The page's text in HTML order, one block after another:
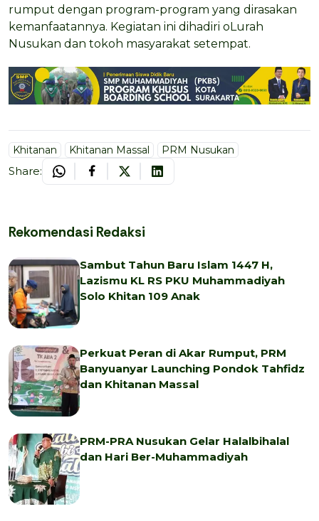
rumput dengan program-program yang dirasakan
kemanfaatannya. Kegiatan ini dihadiri oLurah
Nusukan dan tokoh masyarakat setempat.
Khitanan Khitanan Massal PRM Nusukan
Share:
Rekomendasi Redaksi
Sambut Tahun Baru Islam 1447 H,
Lazismu KL RS PKU Muhammadiyah
Solo Khitan 109 Anak
Perkuat Peran di Akar Rumput, PRM
Banyuanyar Launching Pondok Tahfidz
dan Khitanan Massal
PRM-PRA Nusukan Gelar Halalbihalal
dan Hari Ber-Muhammadiyah